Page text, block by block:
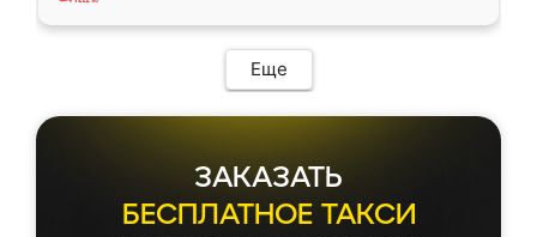
Еще
ЗАКАЗАТЬ
БЕСПЛАТНОЕ ТАКСИ